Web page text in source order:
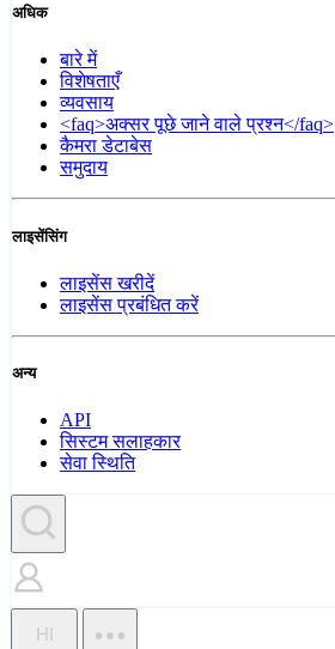
अधिक
बारे में
विशेषताएँ
व्यवसाय
<faq>अक्सर पूछे जाने वाले प्रश्न</faq>
कैमरा डेटाबेस
समुदाय
लाइसेंसिंग
लाइसेंस खरीदें
लाइसेंस प्रबंधित करें
अन्य
API
सिस्टम सलाहकार
सेवा स्थिति
HI